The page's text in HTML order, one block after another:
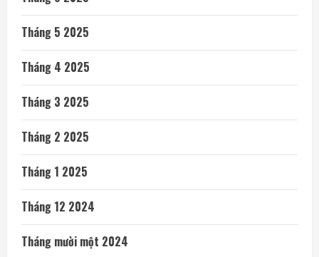
Tháng 5 2025
Tháng 4 2025
Tháng 3 2025
Tháng 2 2025
Tháng 1 2025
Tháng 12 2024
Tháng mười một 2024